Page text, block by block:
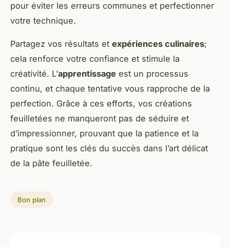
pour éviter les erreurs communes et perfectionner
votre technique.
Partagez vos résultats et expériences culinaires;
cela renforce votre confiance et stimule la
créativité. L’apprentissage est un processus
continu, et chaque tentative vous rapproche de la
perfection. Grâce à ces efforts, vos créations
feuilletées ne manqueront pas de séduire et
d’impressionner, prouvant que la patience et la
pratique sont les clés du succès dans l’art délicat
de la pâte feuilletée.
Bon plan